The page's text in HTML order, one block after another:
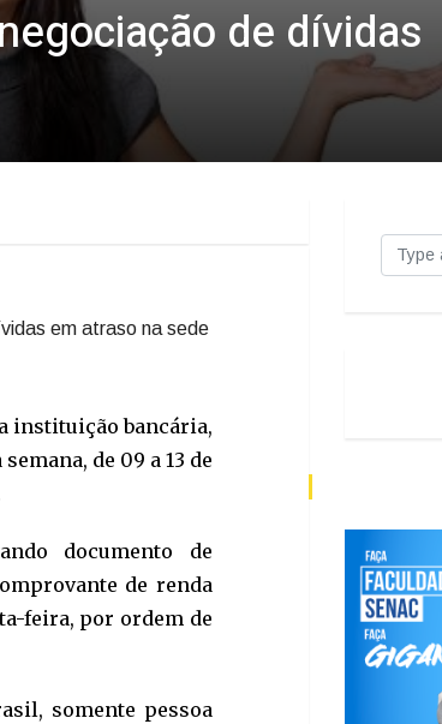
de dívidas
em atraso na sede
instituição bancária,
de 09 a 13 de
documento de
de renda
feira, por ordem de
somente pessoa